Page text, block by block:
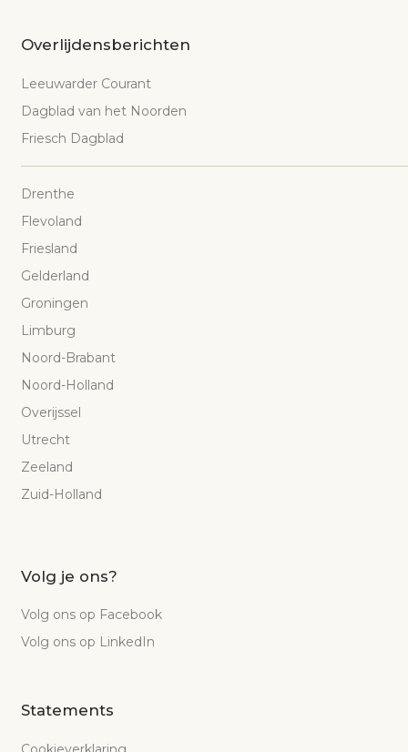
Overlijdensberichten
Leeuwarder Courant
Dagblad van het Noorden
Friesch Dagblad
Drenthe
Flevoland
Friesland
Gelderland
Groningen
Limburg
Noord-Brabant
Noord-Holland
Overijssel
Utrecht
Zeeland
Zuid-Holland
Volg je ons?
Volg ons op Facebook
Volg ons op LinkedIn
Statements